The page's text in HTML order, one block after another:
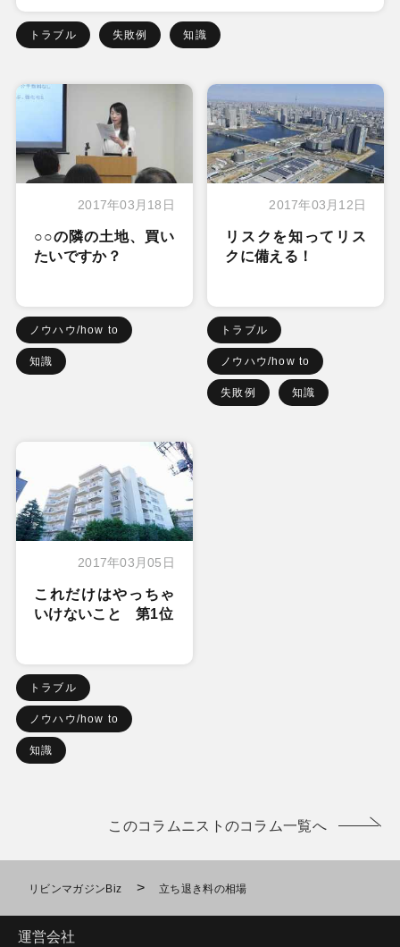
トラブル 失敗例 知識
2017年03月18日
○○の隣の土地、買い
たいですか？
ノウハウ/how to
知識
2017年03月12日
リスクを知ってリス
クに備える！
トラブル
ノウハウ/how to
失敗例 知識
2017年03月05日
これだけはやっちゃ
いけないこと 第1位
トラブル
ノウハウ/how to
知識
このコラムニストのコラム一覧へ
リビンマガジンBiz > 立ち退き料の相場
運営会社